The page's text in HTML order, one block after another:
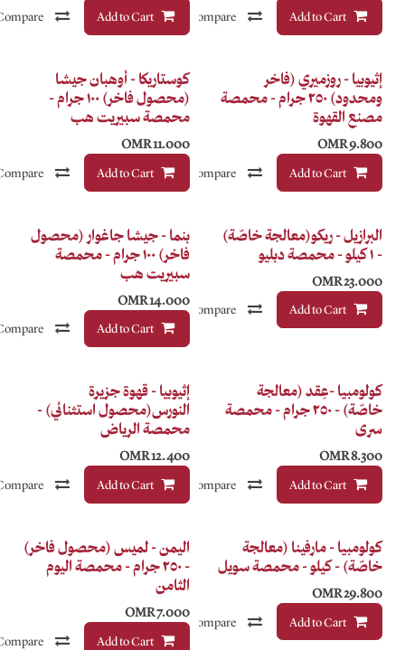
Compare إضافة إلى قائمة الأمنيات
Add to Cart
Compare إضافة إلى قائمة الأمنيات
محمصة
Compare إضافة إلى قائمة الأمنيات
فاخر
كوستاريكا - أوهبان جيشا
(محصول فاخر) ١٠٠ جرام -
محمصة سبيريت هب
11.000
Add to Cart
Compare إضافة إلى قائمة الأمنيات
Compare إضافة إلى قائمة الأمنيات
فاخر
بنما - جيشا جاغوار (محصول
فاخر) ١٠٠ جرام - محمصة
سبيريت هب
Add to Cart
Compare إضافة إلى قائمة الأمنيات
Compare إضافة إلى قائمة الأمنيات
فاخر
إثيوبيا - قهوة جزيرة
النورس(محصول استثنائي) -
12.400
Add to Cart
Compare إضافة إلى قائمة الأمنيات
Compare إضافة إلى قائمة الأمنيات
فاخر
اليمن - لميس (محصول فاخر)
- ٢٥٠ جرام - محمصة اليوم
الثامن
Add to Cart
Compare إضافة إلى قائمة الأمنيات